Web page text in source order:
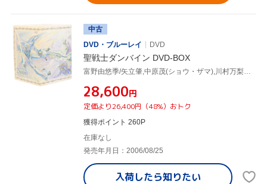
中古
DVD・ブルーレイ
DVD
聖戦士ダンバイン DVD-BOX
¥28,600円
定価より26,400円（48%）おトク
獲得ポイント 260P
在庫なし
発売年月日：2006/08/25
入荷したら知りたい